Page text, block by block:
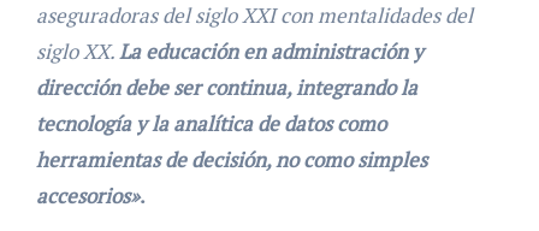
aseguradoras del siglo XXI con mentalidades del
siglo XX.La educación en administración y
dirección debe ser continua, integrando la
tecnología y la analítica de datos como
herramientas de decisión, no como simples
accesorios».